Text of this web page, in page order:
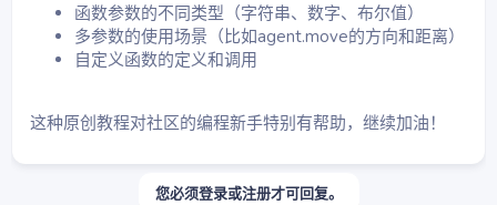
函数参数的不同类型（字符串、数字、布尔值）
多参数的使用场景（比如agent.move的方向和距离）
自定义函数的定义和调用
这种原创教程对社区的编程新手特别有帮助，继续加油！
您必须登录或注册才可回复。